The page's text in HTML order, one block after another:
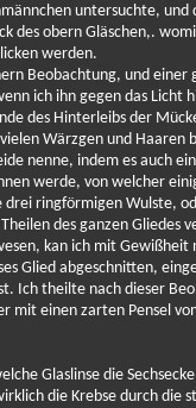
untersuchte,
des obern Gläschen,.
werden.
Beobachtung, und
ich ihn gegen das Licht
des Hinterleibs der
Wärzgen und Haaren
nenne, indem es auch
werde, von welcher
drei ringförmigen Wulste,
des ganzen Gliedes
kan ich mit
Glied abgeschnitten,
Ich theilte nach dieser
mit einen zarten Pensel
Glaslinse die
die Krebse durch die